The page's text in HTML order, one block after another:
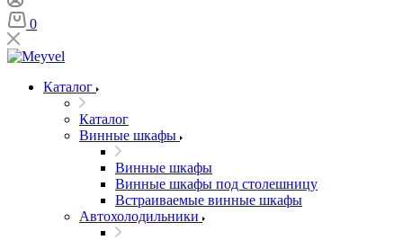
0
Каталог
Каталог
Винные шкафы
Винные шкафы
Винные шкафы под столешницу
Встраиваемые винные шкафы
Автохолодильники